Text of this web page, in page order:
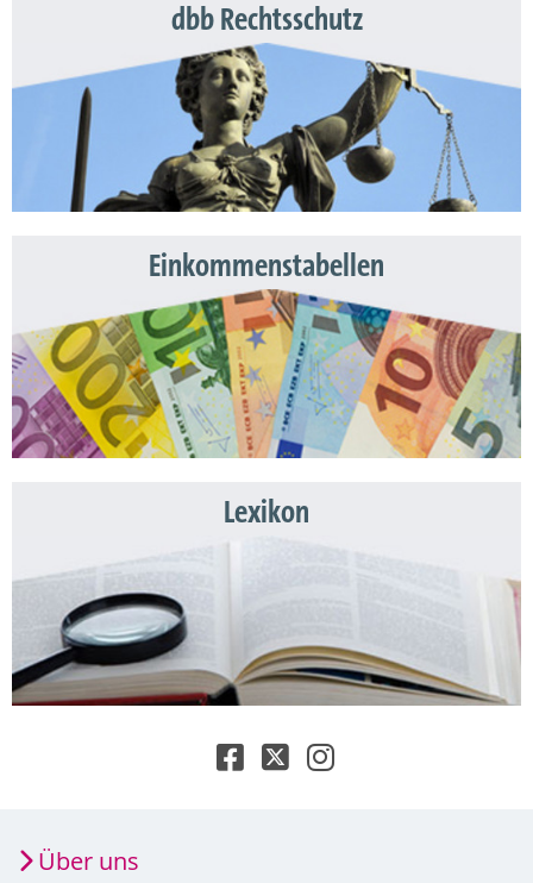
dbb Rechtsschutz
Einkommenstabellen
Lexikon
Über uns